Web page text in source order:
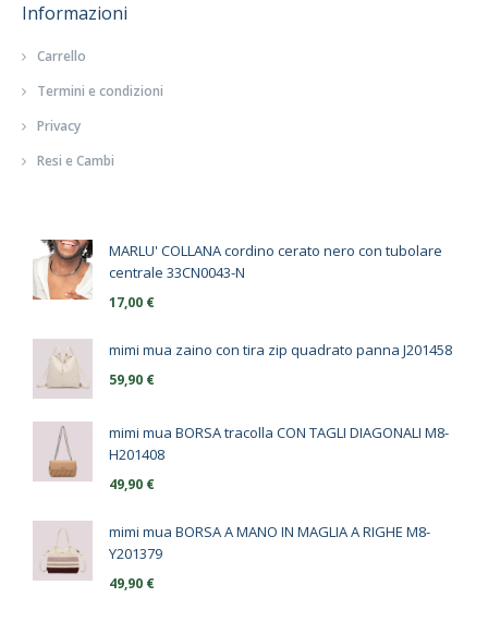
Informazioni
Carrello
Termini e condizioni
Privacy
Resi e Cambi
MARLU' COLLANA cordino cerato nero con tubolare
centrale 33CN0043-N
17,00 €
mimi mua zaino con tira zip quadrato panna J201458
59,90 €
mimi mua BORSA tracolla CON TAGLI DIAGONALI M8-
H201408
49,90 €
mimi mua BORSA A MANO IN MAGLIA A RIGHE M8-
Y201379
49,90 €